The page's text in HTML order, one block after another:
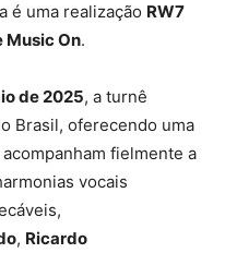
é uma realização RW7
Music On.
de 2025, a turnê
Brasil, oferecendo uma
fielmente a
vocais
, Ricardo